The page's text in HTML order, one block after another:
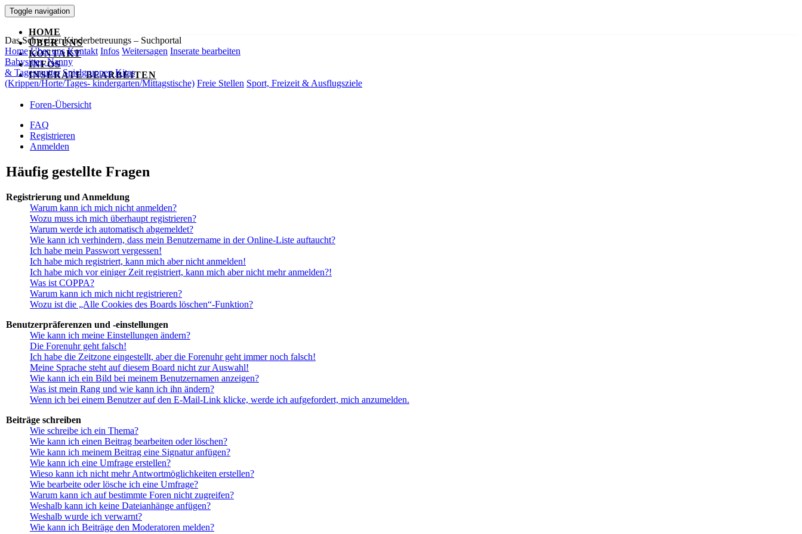
Toggle navigation
HOME
ÜBER UNS
KONTAKT
INFOS
INSERATE BEARBEITEN
Das Schweizer Kinderbetreuungs – Suchportal
Home Über uns Kontakt Infos Weitersagen Inserate bearbeiten
Babysitter, Nanny
& Tagesmutter Spielgruppen Kitas
(Krippen/Horte/Tages- kindergarten/Mittagstische) Freie Stellen Sport, Freizeit & Ausflugsziele
Foren-Übersicht
FAQ
Registrieren
Anmelden
Häufig gestellte Fragen
Registrierung und Anmeldung
Warum kann ich mich nicht anmelden?
Wozu muss ich mich überhaupt registrieren?
Warum werde ich automatisch abgemeldet?
Wie kann ich verhindern, dass mein Benutzername in der Online-Liste auftaucht?
Ich habe mein Passwort vergessen!
Ich habe mich registriert, kann mich aber nicht anmelden!
Ich habe mich vor einiger Zeit registriert, kann mich aber nicht mehr anmelden?!
Was ist COPPA?
Warum kann ich mich nicht registrieren?
Wozu ist die „Alle Cookies des Boards löschen“-Funktion?
Benutzerpräferenzen und -einstellungen
Wie kann ich meine Einstellungen ändern?
Die Forenuhr geht falsch!
Ich habe die Zeitzone eingestellt, aber die Forenuhr geht immer noch falsch!
Meine Sprache steht auf diesem Board nicht zur Auswahl!
Wie kann ich ein Bild bei meinem Benutzernamen anzeigen?
Was ist mein Rang und wie kann ich ihn ändern?
Wenn ich bei einem Benutzer auf den E-Mail-Link klicke, werde ich aufgefordert, mich anzumelden.
Beiträge schreiben
Wie schreibe ich ein Thema?
Wie kann ich einen Beitrag bearbeiten oder löschen?
Wie kann ich meinem Beitrag eine Signatur anfügen?
Wie kann ich eine Umfrage erstellen?
Wieso kann ich nicht mehr Antwortmöglichkeiten erstellen?
Wie bearbeite oder lösche ich eine Umfrage?
Warum kann ich auf bestimmte Foren nicht zugreifen?
Weshalb kann ich keine Dateianhänge anfügen?
Weshalb wurde ich verwarnt?
Wie kann ich Beiträge den Moderatoren melden?